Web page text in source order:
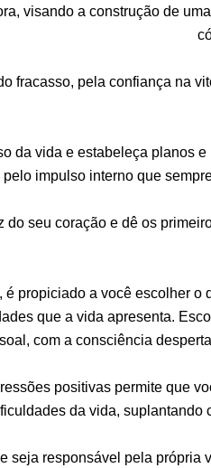
visando a construção de
fracasso, pela confiança na
da vida e estabeleça planos
pelo impulso interno que
do seu coração e dê os
é propiciado a você escolher o
que a vida apresenta.
com a consciência
positivas permite que
da vida, suplantando
seja responsável pela própria